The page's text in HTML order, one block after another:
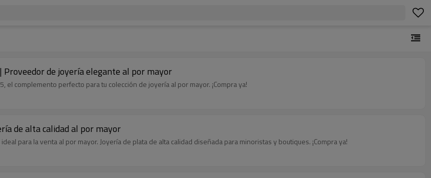
de joyería elegante al por mayor
complemento perfecto para tu colección de joyería al por mayor. ¡Compra ya!
de alta calidad al por mayor
para la venta al por mayor. Joyería de plata de alta calidad diseñada para minoristas y boutiques. ¡Compra ya!